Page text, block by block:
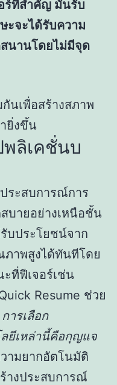
ร์ที่สำคัญ มันรับ
ะจะได้รับความ
นานโดยไม่มีจุด
นเพื่อสร้างสภาพ
ยิ่งขึ้น
ลิเคชั่นบ
ระสบการณ์การ
บายอย่างเหนือชั้น
บประโยชน์จาก
ภาพสูงได้ทันทีโดย
ที่ฟีเจอร์เช่น
Resume ช่วย
การเลือก
ยีเหล่านี้คือกุญแจ
ามยากอัตโนมัติ
างประสบการณ์